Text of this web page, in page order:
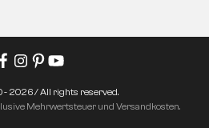
- 2026 / All rights reserved.
Mehrwertsteuer und Versandkosten.